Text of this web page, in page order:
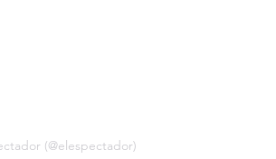
(@elespectador)